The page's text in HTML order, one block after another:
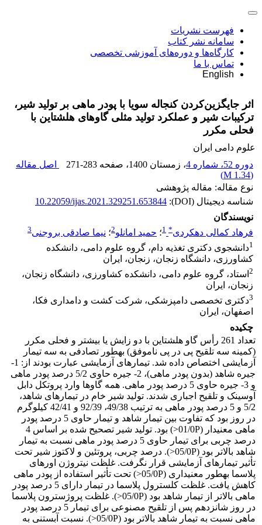
فهرست نشریات
سامانه نشر کتاب
کارگاه‌ها و دوره‌های آموزشی تخصصی
تماس با ما
English
اثر جایگزین‌کردن کنجاله سویا با پودر ماهی بر تولید شیر،
ترکیبات شیر و عملکرد تولید مثلی گاوهای ‏هلشتاین با
فحلی مکرر
علوم دامی ایران
دوره 52، شماره 4
، زمستان 1400 ، صفحه 271-283
اصل مقاله
(
1.34 M
)
نوع مقاله: مقاله پژوهشی
شناسه دیجیتال (DOI):
10.22059/ijas.2021.329251.653844
نویسندگان
فرهاد کمالی دهکردی*
1؛ حمید امانلو2؛ نیما صادقی بروجنی3
1دانشجوی دکتری تغذیه دام، گروه علوم دامی، دانشکده
کشاورزی، دانشگاه زنجان، زنجان، ایران
2 استاد، گروه علوم دامی، دانشکده کشاورزی، دانشگاه زنجان،
زنجان، ایران
3دکتری تخصصی دامپزشکی، شرکت کشت و دامداری فکا،
اصفهان، ایران
چکیده
تعداد 261 رأس گاو هلشتاین با دو زایش یا بیشتر و فحلی مکرر
(کمینه سه تلقیح پی در پی ناموفق) به­طور تصادفی به سه تیمار
آزمایشی اختصاص داده شد. تیمارهای آزمایشی عبارت بودند از: 1-
جیره شاهد (بدون پودر ماهی)، 2- جیره حاوی 5/2 درصد پودر ماهی
و 3- جیره حاوی 5 درصد پودر ماهی. همه­ گاوها وارد پروتکل دابل
آوسینک و تلقیح اجباری شدند. تولید شیر خام در تیمارهای شاهد،
5/2 و 5 درصد پودر ماهی به ترتیب 49/38، 92/39 و 42/41 کیلوگرم
در روز بود که تفاوت بین تیمار شاهد و تیمار حاوی 5 درصد پودر
ماهی معنی­دار (01/0P<) بود. تولید شیر تصحیح شده بر اساس 4
درصد چربی برای تیمار حاوی 5 درصد پودر ماهی نسبت به تیمار
شاهد بالاتر بود (05/0P<). درصد چربی، پروتئین و لاکتوز شیر تحت
تأثیر تیمارهای آزمایشی قرار نگرفت. غلظت نیتروژن اوره­ای
پلاسما به­طور معنی­داری (05/0P<) تحت تأثیر استفاده از پودر ماهی
کاهش یافت. غلظت کلسترول پلاسما در تیمار دارای 5 درصد پودر
ماهی بالاتر از تیمار شاهد بود (05/0P<). غلظت پروژسترون پلاسما
در روز شانزدهم پس از تلقیح مصنوعی برای تیمار 5 درصد پودر
ماهی نسبت به تیمار شاهد بالاتر بود (05/0P<). نسبت آبستنی به